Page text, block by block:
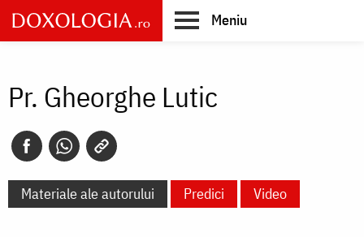
Skip
to
main
Meniu
Pr. Gheorghe Lutic
Materiale ale autorului Predici Video